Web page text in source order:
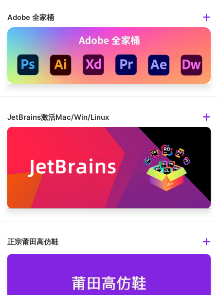
Adobe 全家桶
JetBrains激活Mac/Win/Linux
正宗莆田高仿鞋